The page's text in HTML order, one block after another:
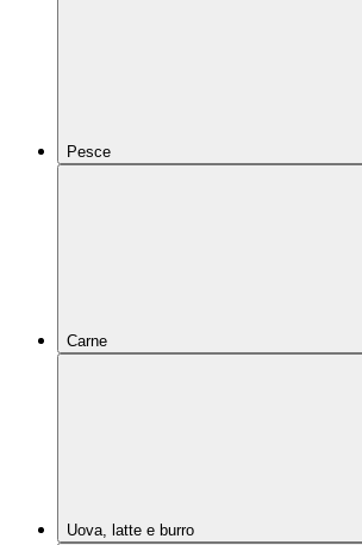
Pesce
Carne
Uova, latte e burro